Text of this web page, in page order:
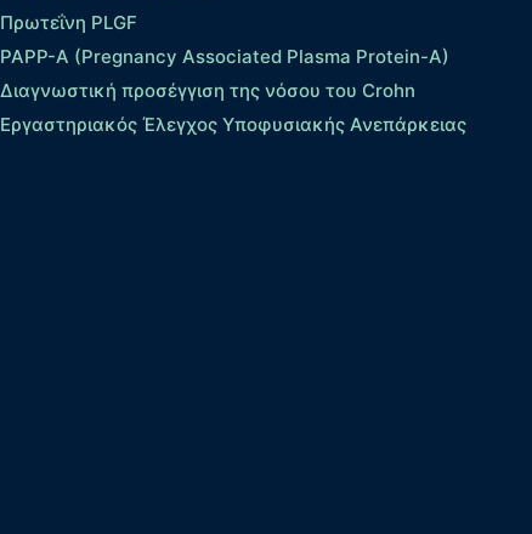
Πρωτεΐνη PLGF
PAPP-A (Pregnancy Associated Plasma Protein-A)
Διαγνωστική προσέγγιση της νόσου του Crohn
Εργαστηριακός Έλεγχος Υποφυσιακής Ανεπάρκειας